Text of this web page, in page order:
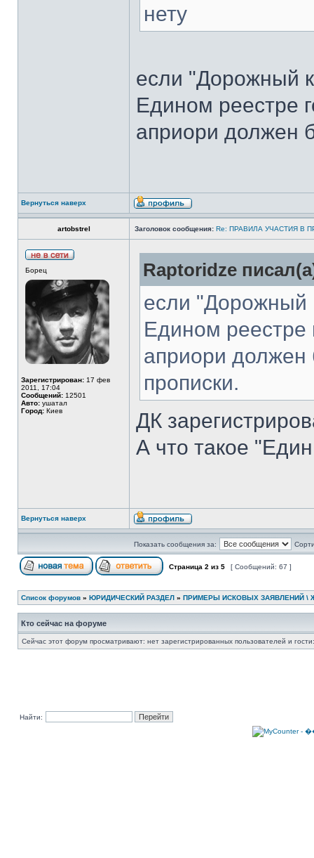
нету
если "Дорожный
Едином реестре
априори должен
Вернуться наверх
artobstrel Заголовок сообщения: Re: ПРАВИЛА УЧАСТИЯ В
Борец
Зарегистрирован: 17 фев
2011, 17:04
Сообщений: 12501
Авто: ушатал
Город: Киев
Raptoridze
если "Дорожный
Едином реестре
априори
прописки.
ДК
А что такое
Вернуться наверх
Показать сообщения за:
Страница 2 из 5 [ Сообщений: 67 ]
Список форумов » ЮРИДИЧЕСКИЙ РАЗДЕЛ » ПРИМЕРЫ ИСКОВЫХ ЗАЯВЛЕНИЙ \
Кто сейчас на форуме
Сейчас этот форум просматривают: нет зарегистрированных пользователей и
Найти: